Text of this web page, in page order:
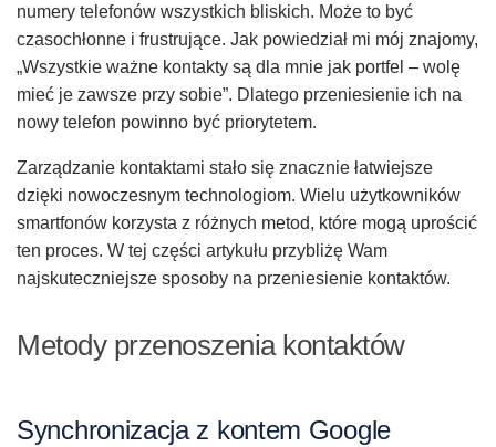
numery telefonów wszystkich bliskich. Może to być
czasochłonne i frustrujące. Jak powiedział mi mój znajomy,
„Wszystkie ważne kontakty są dla mnie jak portfel – wolę
mieć je zawsze przy sobie”. Dlatego przeniesienie ich na
nowy telefon powinno być priorytetem.
Zarządzanie kontaktami stało się znacznie łatwiejsze
dzięki nowoczesnym technologiom. Wielu użytkowników
smartfonów korzysta z różnych metod, które mogą uprościć
ten proces. W tej części artykułu przybliżę Wam
najskuteczniejsze sposoby na przeniesienie kontaktów.
Metody przenoszenia kontaktów
Synchronizacja z kontem Google